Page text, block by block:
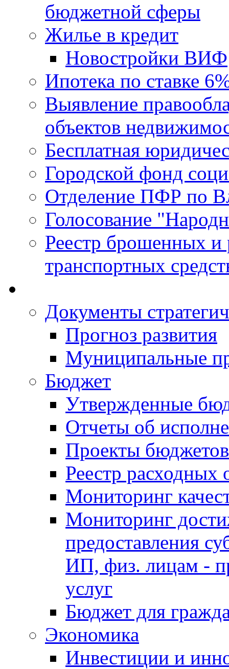
бюджетной сферы
Жилье в кредит
Новостройки ВИФ
Ипотека по ставке
Выявление
объектов
Бесплатная
Городской фонд
Отделение ПФР по
Голосование
Реестр брошенных и
транспортных
Документы
Прогноз развития
Муниципальные
Бюджет
Утвержденные
Отчеты об
Проекты бюджетов
Реестр расходных
Мониторинг
Мониторинг
предоставления
ИП, физ. лицам -
услуг
Бюджет для
Экономика
Инвестиции и